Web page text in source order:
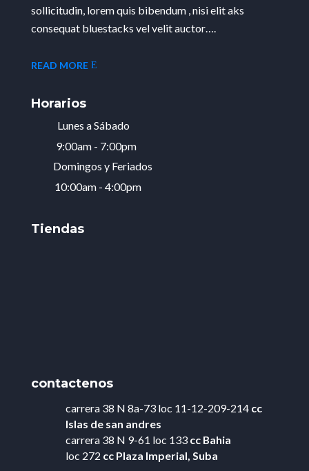
sollicitudin, lorem quis bibendum , nisi elit aks
consequat bluestacks vel velit auctor….
READ MORE
Horarios
Lunes a Sábado
9:00am - 7:00pm
Domingos y Feriados
10:00am - 4:00pm
Tiendas
contactenos
carrera 38 N 8a-73 loc 11-12-209-214 cc
Islas de san andres
carrera 38 N 9-61 loc 133 cc Bahia
loc 272 cc Plaza Imperial, Suba